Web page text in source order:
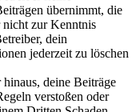
übernimmt, die
nicht zur Kenntnis
dein
jederzeit zu löschen
deine Beiträge
verstoßen oder